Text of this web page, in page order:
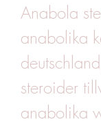
Anabola
anabolika
steroider
anabolika